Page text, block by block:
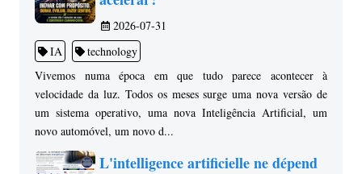
2026-07-31
IA
technology
Vivemos numa época em que tudo parece acontecer à
velocidade da luz. Todos os meses surge uma nova versão de
um sistema operativo, uma nova Inteligência Artificial, um
novo automóvel, um novo d...
L'intelligence artificielle ne dépend